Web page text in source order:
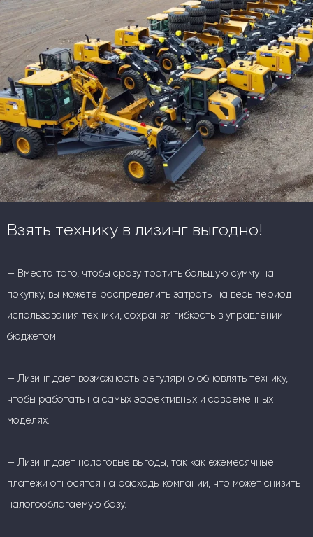
Взять технику в лизинг выгодно!
— Вместо того, чтобы сразу тратить большую сумму на
покупку, вы можете распределить затраты на весь период
использования техники, сохраняя гибкость в управлении
бюджетом.
— Лизинг дает возможность регулярно обновлять технику,
чтобы работать на самых эффективных и современных
моделях.
— Лизинг дает налоговые выгоды, так как ежемесячные
платежи относятся на расходы компании, что может снизить
налогооблагаемую базу.